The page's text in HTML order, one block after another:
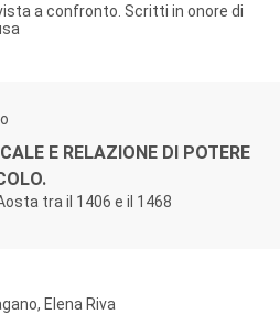
a confronto. Scritti in onore di
E RELAZIONE DI POTERE
tra il 1406 e il 1468
Elena Riva